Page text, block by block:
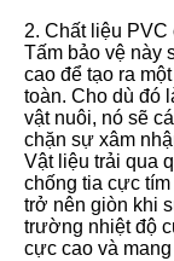
2. Chất liệu
Tấm bảo vệ này
cao để tạo ra
toàn. Cho dù đó
vật nuôi, nó sẽ
chặn sự xâm
Vật liệu trải qua
chống tia cực
trở nên giòn khi
trường nhiệt độ
cực cao và